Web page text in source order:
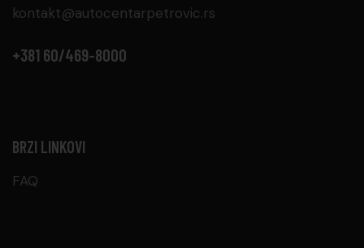
kontakt@autocentarpetrovic.rs
+381 60/469-8000
BRZI LINKOVI
FAQ